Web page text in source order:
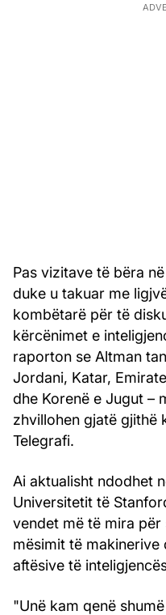
Pas vizitave të bëra
duke u takuar me
kombëtarë për të
kërcënimet e
raporton se Altman
Jordani, Katar,
dhe Korenë e Jugut –
zhvillohen gjatë gjithë
Telegrafi.
Ai aktualisht ndodhet
Universitetit të
vendet më të mira për
mësimit të makinerive
aftësive të
"Unë kam qenë